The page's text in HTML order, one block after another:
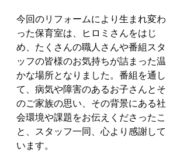
今回のリフォームにより生まれ変わ
った保育室は、ヒロミさんをはじ
め、たくさんの職人さんや番組スタ
ッフの皆様のお気持ちが詰まった温
かな場所となりました。番組を通し
て、病気や障害のあるお子さんとそ
のご家族の思い、その背景にある社
会環境や課題をお伝えくださったこ
と、スタッフ一同、心より感謝して
います。